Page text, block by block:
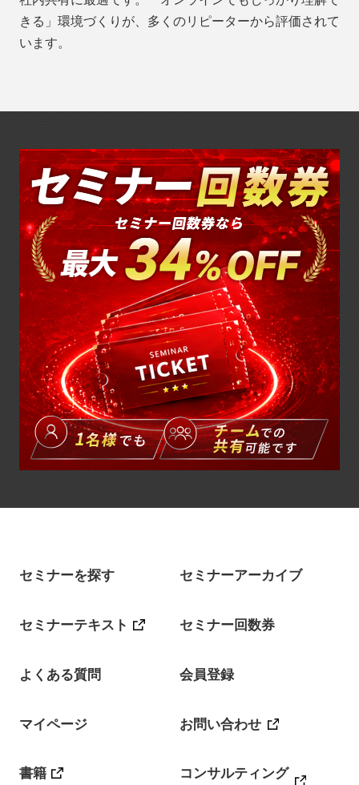
きる」環境づくりが、多くのリピーターから評価されて
います。
セミナーを探す セミナーアーカイブ
セミナーテキスト セミナー回数券
よくある質問 会員登録
マイページ お問い合わせ
書籍
コンサルティング